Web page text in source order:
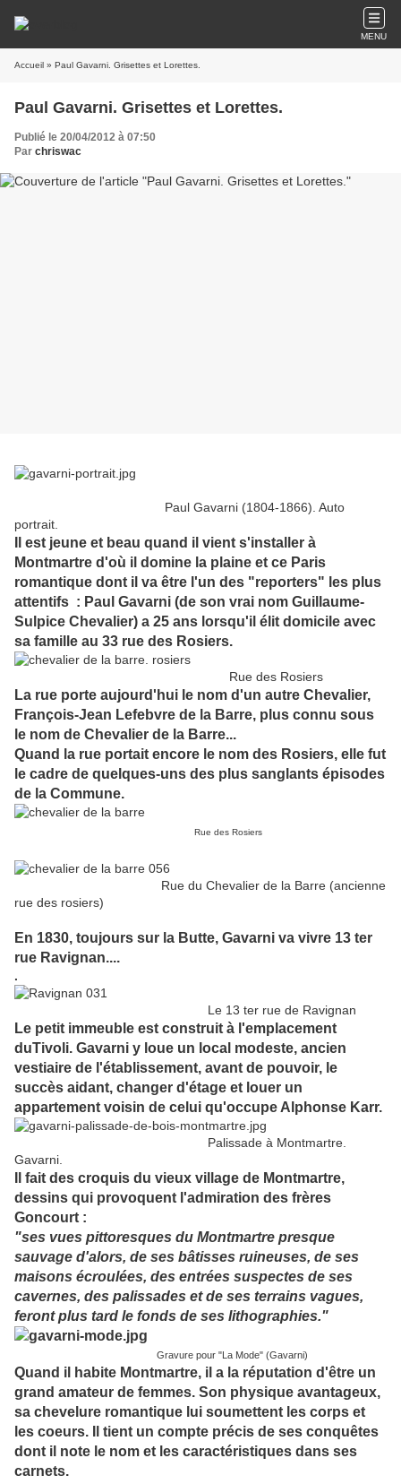
MENU
Accueil » Paul Gavarni. Grisettes et Lorettes.
Paul Gavarni. Grisettes et Lorettes.
Publié le 20/04/2012 à 07:50
Par chriswac
Paul Gavarni (1804-1866). Auto
portrait.
Il est jeune et beau quand il vient s'installer à
Montmartre d'où il domine la plaine et ce Paris
romantique dont il va être l'un des "reporters" les plus
attentifs : Paul Gavarni (de son vrai nom Guillaume-
Sulpice Chevalier) a 25 ans lorsqu'il élit domicile avec
sa famille au 33 rue des Rosiers.
Rue des Rosiers
La rue porte aujourd'hui le nom d'un autre Chevalier,
François-Jean Lefebvre de la Barre, plus connu sous
le nom de Chevalier de la Barre...
Quand la rue portait encore le nom des Rosiers, elle fut
le cadre de quelques-uns des plus sanglants épisodes
de la Commune.
Rue des Rosiers
Rue du Chevalier de la Barre (ancienne
rue des rosiers)
En 1830, toujours sur la Butte, Gavarni va vivre 13 ter
rue Ravignan....
.
Le 13 ter rue de Ravignan
Le petit immeuble est construit à l'emplacement
duTivoli. Gavarni y loue un local modeste, ancien
vestiaire de l'établissement, avant de pouvoir, le
succès aidant, changer d'étage et louer un
appartement voisin de celui qu'occupe Alphonse Karr.
Palissade à Montmartre.
Gavarni.
Il fait des croquis du vieux village de Montmartre,
dessins qui provoquent l'admiration des frères
Goncourt :
"ses vues pittoresques du Montmartre presque
sauvage d'alors, de ses bâtisses ruineuses, de ses
maisons écroulées, des entrées suspectes de ses
cavernes, des palissades et de ses terrains vagues,
feront plus tard le fonds de ses lithographies."
Gravure pour "La Mode" (Gavarni)
Quand il habite Montmartre, il a la réputation d'être un
grand amateur de femmes. Son physique avantageux,
sa chevelure romantique lui soumettent les corps et
les coeurs. Il tient un compte précis de ses conquêtes
dont il note le nom et les caractéristiques dans ses
carnets.